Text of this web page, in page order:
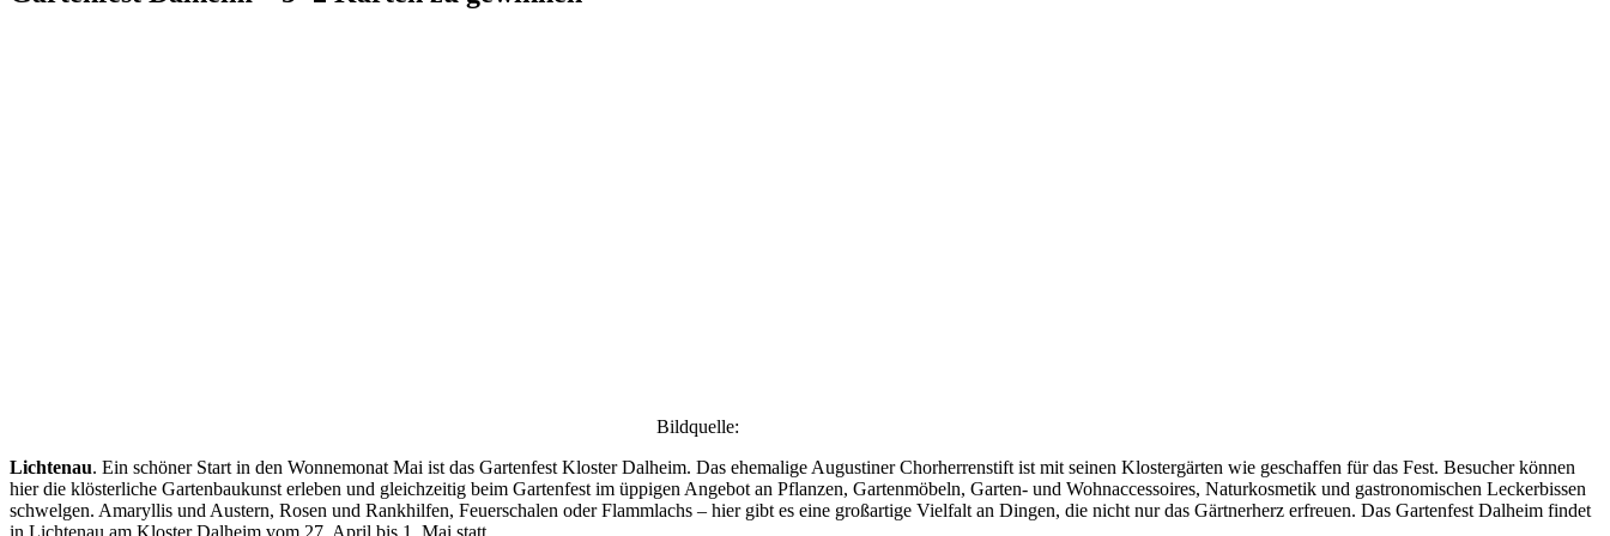
Bildquelle:
Lichtenau. Ein schöner Start in den Wonnemonat Mai ist das Gartenfest Kloster Dalheim. Das ehemalige Augustiner Chorherrenstift ist mit seinen Klostergärten wie geschaffen für das Fest. Besucher können
hier die klösterliche Gartenbaukunst erleben und gleichzeitig beim Gartenfest im üppigen Angebot an Pflanzen, Gartenmöbeln, Garten- und Wohnaccessoires, Naturkosmetik und gastronomischen Leckerbissen
schwelgen. Amaryllis und Austern, Rosen und Rankhilfen, Feuerschalen oder Flammlachs – hier gibt es eine großartige Vielfalt an Dingen, die nicht nur das Gärtnerherz erfreuen. Das Gartenfest Dalheim findet
in Lichtenau am Kloster Dalheim vom 27. April bis 1. Mai statt.